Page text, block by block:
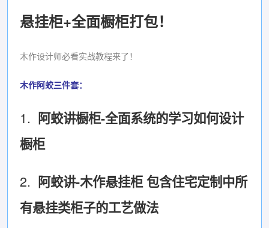
悬挂柜+全面橱柜打包！
木作设计师必看实战教程来了！
木作阿蛟三件套：
1. 阿蛟讲橱柜-全面系统的学习如何设计
橱柜
2. 阿蛟讲-木作悬挂柜 包含住宅定制中所
有悬挂类柜子的工艺做法